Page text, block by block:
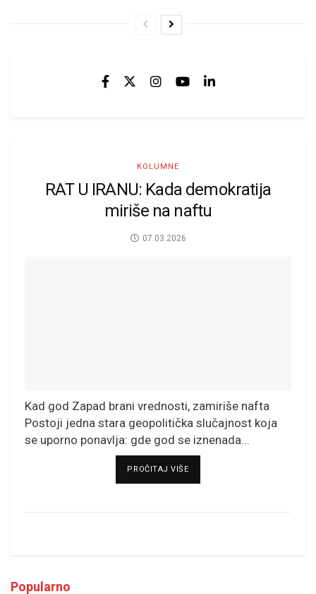
KOLUMNE
RAT U IRANU: Kada demokratija
miriše na naftu
07.03.2026
Kad god Zapad brani vrednosti, zamiriše nafta
Postoji jedna stara geopolitička slučajnost koja
se uporno ponavlja: gde god se iznenada...
PROČITAJ VIŠEDETAILS
Popularno